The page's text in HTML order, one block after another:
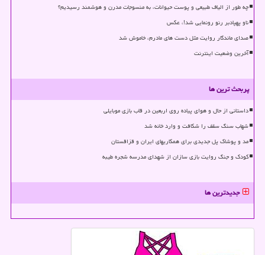
چه طور از الیاف طبیعی و پوست حیوانات، به منسوجات مدرن و هوشمند رسیدیم؟
ناو پهپادبر رنو رونمایی شد!، عکس
صدای ماندگار روایت مثل دست های مادرم، خاموش شد
آخرین وضعیت اینترنت
پربحث ترین ها
داستانی از حال و هوای پیاده روی اربعین در قاب بازی موبایلی
شهاب سنگ سقف را شکافت و وارد خانه شد
مد و پوشاک پل جدیدی برای همکاریهای ایران و قزاقستان
کودک و جنگ روایت بازی سازان از شهدای مدرسه شجره طیبه
جدیدترین ها